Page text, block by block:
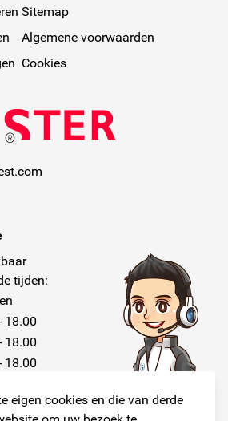
eigen cookies en die van derde
Sitemap
Algemene voorwaarden
Cookies
tijden:
18.00
18.00
18.00